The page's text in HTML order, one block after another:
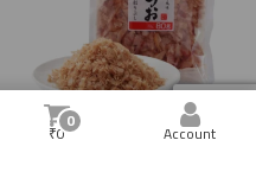
0
₹0 Account